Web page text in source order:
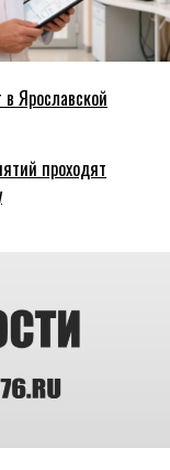
Ярославской
проходят